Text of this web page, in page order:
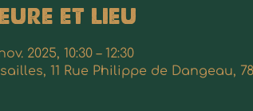
et lieu
2025, 10:30 – 12:30
11 Rue Philippe de Dangeau,